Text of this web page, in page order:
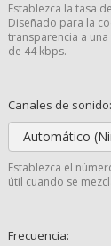
Establezca la tasa
Diseñado para la
transparencia a
de 44 kbps.
Canales de sonido:
Automático
Establezca el
útil cuando se
Frecuencia: